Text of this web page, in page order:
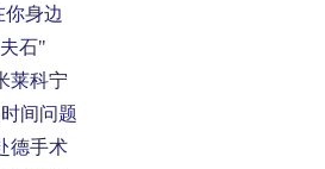
身边
石"
莱科宁
间问题
德手术